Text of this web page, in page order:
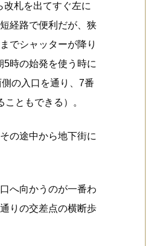
札を出てすぐ左に
経路で便利だが、狭
でシャッターが降り
時の始発を使う時に
の入口を通り、7番
ともできる）。
の途中から地下街に
へ向かうのが一番わ
りの交差点の横断歩